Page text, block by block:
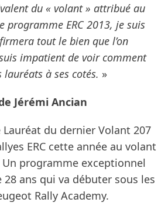
du « volant » attribué au
programme ERC 2013, je suis
tout le bien que l’on
impatient de voir comment
à ses cotés. »
Jérémi Ancian
Lauréat du dernier Volant 207
ERC cette année au volant
Un programme exceptionnel
ans qui va débuter sous les
Rally Academy.